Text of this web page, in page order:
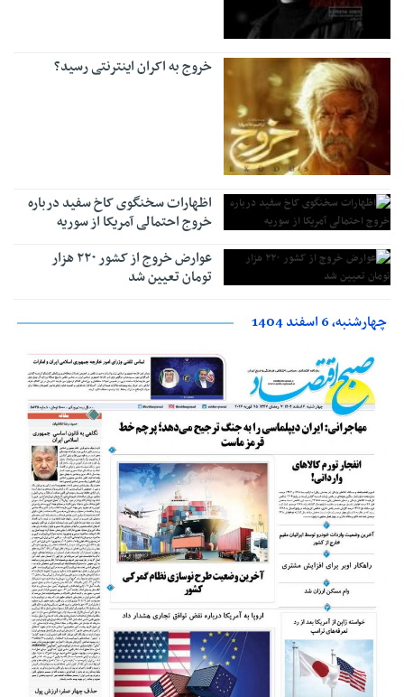
خروج به اکران اینترنتی رسید؟
اظهارات سخنگوی کاخ سفید درباره
خروج احتمالی آمریکا از سوریه
عوارض خروج از کشور ۲۲۰ هزار
تومان تعیین شد
چهارشنبه، 6 اسفند 1404